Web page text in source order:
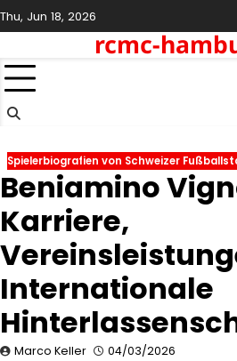
Skip
to
Thu, Jun 18, 2026
rcmc-
Spielerbiografien von Schweizer
Beniamino
Karriere,
Internationale
Marco Keller 04/03/2026